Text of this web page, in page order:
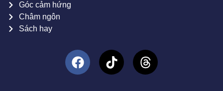
Góc cảm hứng
Châm ngôn
Sách hay